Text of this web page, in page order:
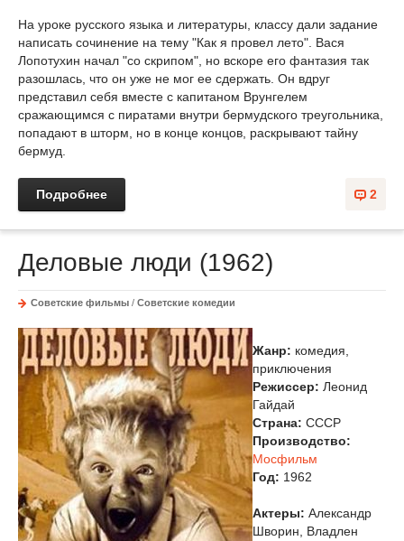
На уроке русского языка и литературы, классу дали задание
написать сочинение на тему "Как я провел лето". Вася
Лопотухин начал "со скрипом", но вскоре его фантазия так
разошлась, что он уже не мог ее сдержать. Он вдруг
представил себя вместе с капитаном Врунгелем
сражающимся с пиратами внутри бермудского треугольника,
попадают в шторм, но в конце концов, раскрывают тайну
бермуд.
2
Подробнее
Деловые люди (1962)
Советские фильмы / Советские комедии
Жанр: комедия,
приключения
Режиссер: Леонид
Гайдай
Страна: СССР
Производство:
Мосфильм
Год: 1962
Актеры: Александр
Шворин, Владлен